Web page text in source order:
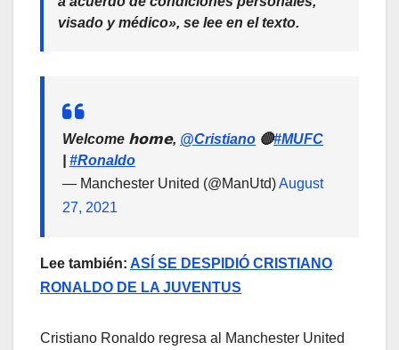
visado y médico», se lee en el texto.
Welcome 𝗵𝗼𝗺𝗲, @Cristiano 🔴#MUFC
#Ronaldo
— Manchester United (@ManUtd)August
27, 2021
Lee también: ASÍ SE DESPIDIÓ CRISTIANO
RONALDO DE LA JUVENTUS
Cristiano Ronaldo regresa al Manchester United